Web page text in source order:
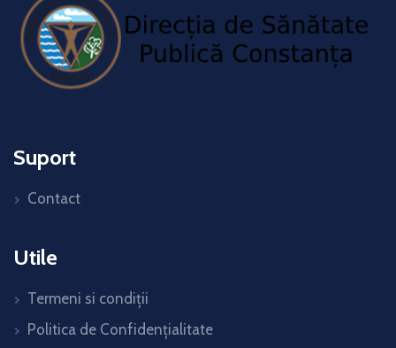
Suport
Contact
Utile
Termeni si condiții
Politica de Confidențialitate